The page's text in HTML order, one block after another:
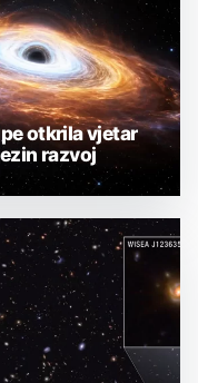
otkrila vjetar
razvoj